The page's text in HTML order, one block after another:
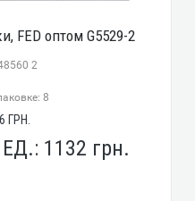
FED оптом G5529-2
2
8
ГРН.
1132 грн.